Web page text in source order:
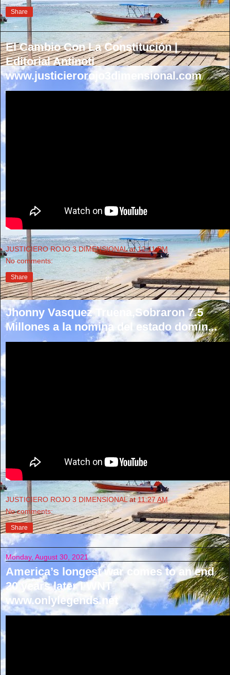
Share
El Cambio Con La Constitución |
Editorial Antinoti
www.justicierorojo3dimensional.com
JUSTICIERO ROJO 3 DIMENSIONAL at12:11 PM
No comments:
Share
Jhonny Vasquez Truena,Sobraron 7.5
Millones a la nomina del estado domin...
JUSTICIERO ROJO 3 DIMENSIONAL at11:27 AM
No comments:
Share
Monday, August 30, 2021
America’s longest war comes to an end
20 years later l WNT
www.onlylegends.net